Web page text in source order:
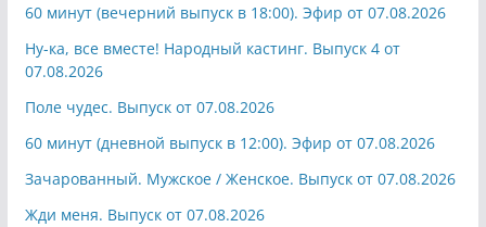
60 минут (вечерний выпуск в 18:00). Эфир от 07.08.2026
Ну-ка, все вместе! Народный кастинг. Выпуск 4 от
07.08.2026
Поле чудес. Выпуск от 07.08.2026
60 минут (дневной выпуск в 12:00). Эфир от 07.08.2026
Зачарованный. Мужское / Женское. Выпуск от 07.08.2026
Жди меня. Выпуск от 07.08.2026